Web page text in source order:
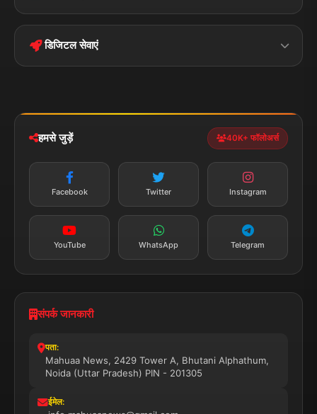
Disclaimer
Terms &
Privacy Policy
पॉलिटिकल झारखण्ड
डिजिटल सेवाएं
न्यूज़ अलर्ट
तत्काल अपडेट
सब्सक्राइब करें
हमसे जुड़ें 40K+ फॉलोअर्स
Facebook Twitter Instagram
YouTube WhatsApp Telegram
संपर्क जानकारी
पता:
Mahuaa News, 2429 Tower A, Bhutani Alphathum,
Noida (Uttar Pradesh) PIN - 201305
ईमेल: